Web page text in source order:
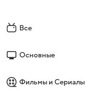
Все
Основные
Фильмы и Сериалы